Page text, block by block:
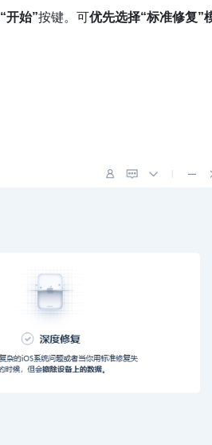
“开始”按键。可优先选择“标准修复”